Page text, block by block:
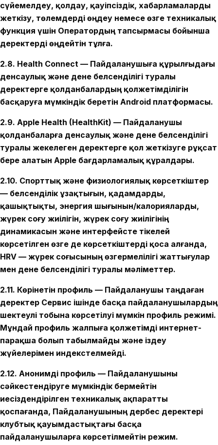
сүйемелдеу, қолдау, қауіпсіздік, хабарламаларды
жеткізу, төлемдерді өңдеу немесе өзге техникалық
функция үшін Оператордың тапсырмасы бойынша
деректерді өңдейтін тұлға.
2.8. Health Connect — Пайдаланушыға құрылғыдағы
денсаулық және дене белсенділігі туралы
деректерге қолданбалардың қолжетімділігін
басқаруға мүмкіндік беретін Android платформасы.
2.9. Apple Health (HealthKit) — Пайдаланушы
қолданбаларға денсаулық және дене белсенділігі
туралы жекелеген деректерге қол жеткізуге рұқсат
бере алатын Apple бағдарламалық құралдары.
2.10. Спорттық және физиологиялық көрсеткіштер
— белсенділік ұзақтығын, қадамдарды,
қашықтықты, энергия шығынын/калорияларды,
жүрек соғу жиілігін, жүрек соғу жиілігінің
динамикасын және интерфейсте тікелей
көрсетілген өзге де көрсеткіштерді қоса алғанда,
HRV — жүрек соғысының өзгермелілігі жаттығулар
мен дене белсенділігі туралы мәліметтер.
2.11. Көрінетін профиль — Пайдаланушы таңдаған
деректер Сервис ішінде басқа пайдаланушылардың
шектеулі тобына көрсетілуі мүмкін профиль режимі.
Мұндай профиль жалпыға қолжетімді интернет-
парақша болып табылмайды және іздеу
жүйелерімен индекстелмейді.
2.12. Анонимді профиль — Пайдаланушыны
сәйкестендіруге мүмкіндік бермейтін
иесіздендірілген техникалық ақпаратты
қоспағанда, Пайдаланушының дербес деректері
клубтық қауымдастықтағы басқа
пайдаланушыларға көрсетілмейтін режим.